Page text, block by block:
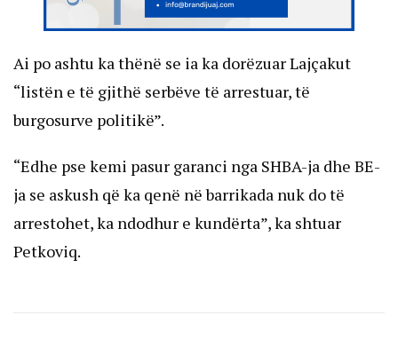
Ai po ashtu ka thënë se ia ka dorëzuar Lajçakut
“listën e të gjithë serbëve të arrestuar, të
burgosurve politikë”.
“Edhe pse kemi pasur garanci nga SHBA-ja dhe BE-
ja se askush që ka qenë në barrikada nuk do të
arrestohet, ka ndodhur e kundërta”, ka shtuar
Petkoviq.